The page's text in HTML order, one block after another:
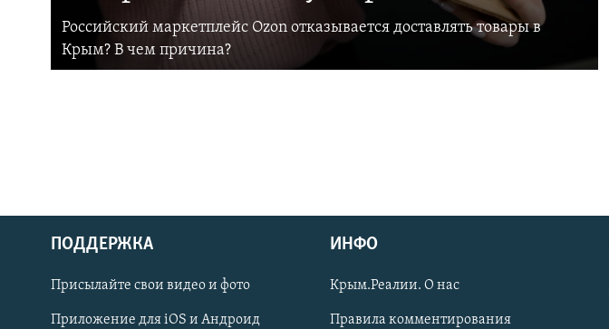
Українською
Qırımtatar
Российский маркетплейс Ozon отказывается доставлять товары в
Крым? В чем причина?
ПОДДЕРЖКА
Присылайте свои видео и фото
Приложение для iOS и Андроид
ИНФО
Крым.Реалии. О нас
Правила комментирования